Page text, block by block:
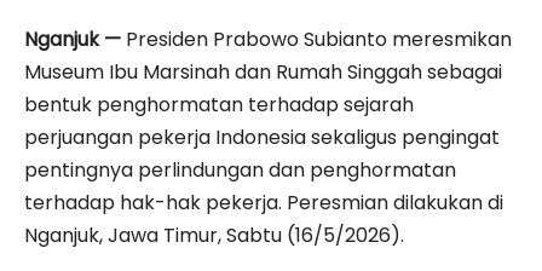
Nganjuk — Presiden Prabowo Subianto meresmikan
Museum Ibu Marsinah dan Rumah Singgah sebagai
bentuk penghormatan terhadap sejarah
perjuangan pekerja Indonesia sekaligus pengingat
pentingnya perlindungan dan penghormatan
terhadap hak-hak pekerja. Peresmian dilakukan di
Nganjuk, Jawa Timur, Sabtu (16/5/2026).